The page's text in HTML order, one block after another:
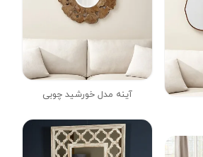
آینه مدل خورشید چوبی